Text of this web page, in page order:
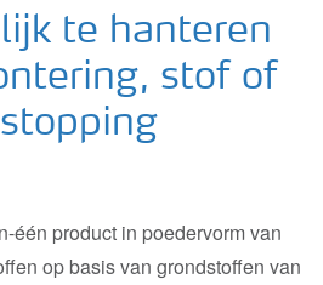
te hanteren
stof of
één product in poedervorm van
op basis van grondstoffen van